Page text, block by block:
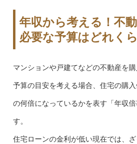
年収から考える！不
必要な予算はどれく
マンションや戸建てなどの不動産を
予算の目安を考える場合、住宅の購
の何倍になっているかを表す「年収
す。
住宅ローンの金利が低い現在では、